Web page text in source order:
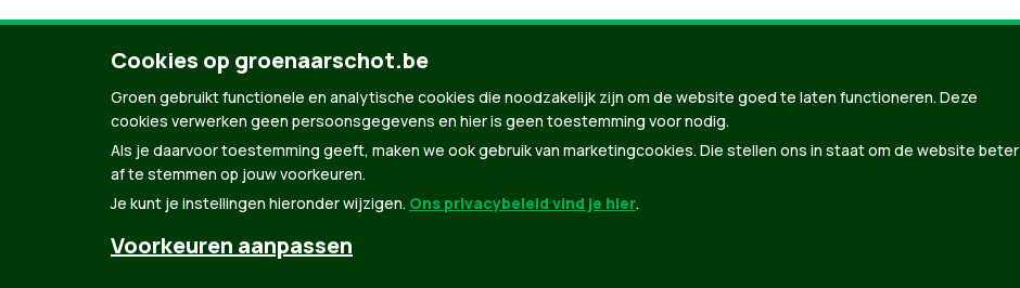
© Copyright Groen 2026 | Gemaakt metNationBuilder| Gebouwd door
Cookies op groenaarschot.be
Groen gebruikt functionele en analytische cookies die noodzakelijk zijn om de website goed te laten functioneren. Deze
cookies verwerken geen persoonsgegevens en hier is geen toestemming voor nodig.
Als je daarvoor toestemming geeft, maken we ook gebruik van marketingcookies. Die stellen ons in staat om de website beter
af te stemmen op jouw voorkeuren.
Je kunt je instellingen hieronder wijzigen. Ons privacybeleid vind je hier.
Voorkeuren aanpassen